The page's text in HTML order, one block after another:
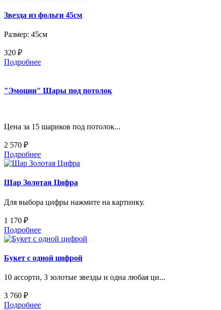
Звезда из фольги 45см
Размер: 45см
320 ₽
Подробнее
"Эмоции" Шары под потолок
Цена за 15 шариков под потолок...
2 570 ₽
Подробнее
Шар Золотая Цифра
Для выбора цифры нажмите на картинку.
1 170 ₽
Подробнее
Букет с одной цифрой
10 ассорти, 3 золотые звезды и одна любая ци...
3 760 ₽
Подробнее